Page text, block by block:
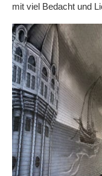
mit viel Bedacht und